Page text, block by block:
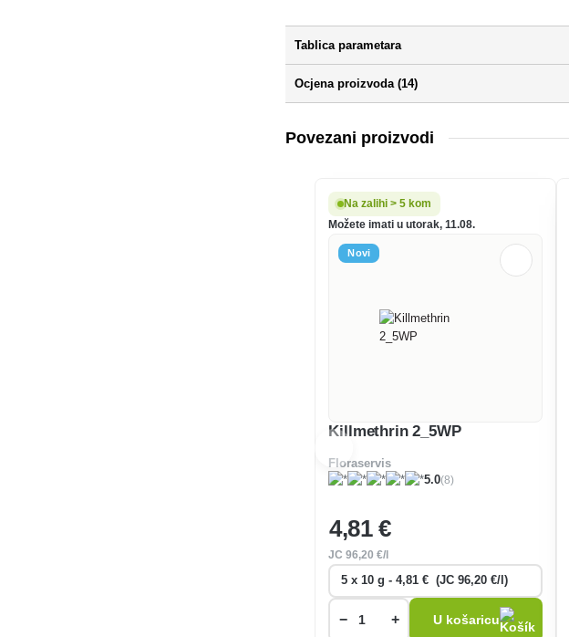
Tablica parametara
Ocjena proizvoda (14)
Povezani proizvodi
Na zalihi > 5 kom
Možete imati u utorak, 11.08.
Novi
Killmethrin 2_5WP
Floraservis
5.0(8)
4,81 €
JC96,20 €/l
− + U košaricu